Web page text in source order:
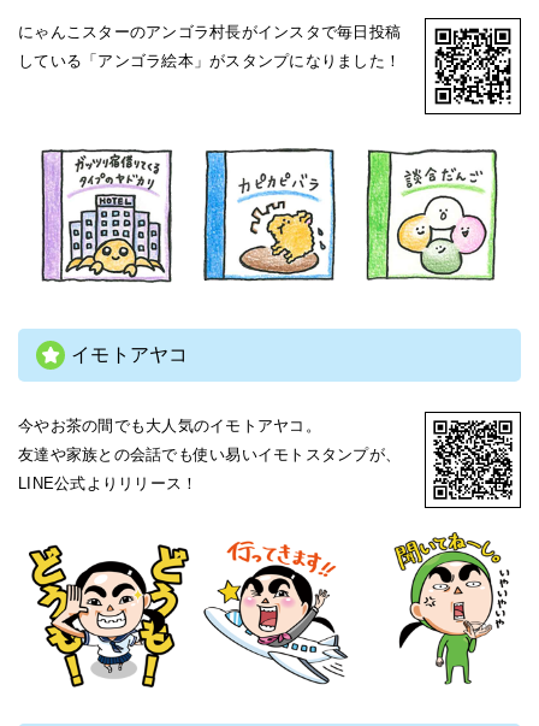
にゃんこスターのアンゴラ村長がインスタで毎日投稿
している「アンゴラ絵本」がスタンプになりました！
イモトアヤコ
今やお茶の間でも大人気のイモトアヤコ。
友達や家族との会話でも使い易いイモトスタンプが、
LINE公式よりリリース！